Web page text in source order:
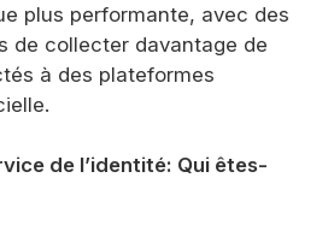
plus performante, avec des
de collecter davantage de
à des plateformes
de l’identité: Qui êtes-